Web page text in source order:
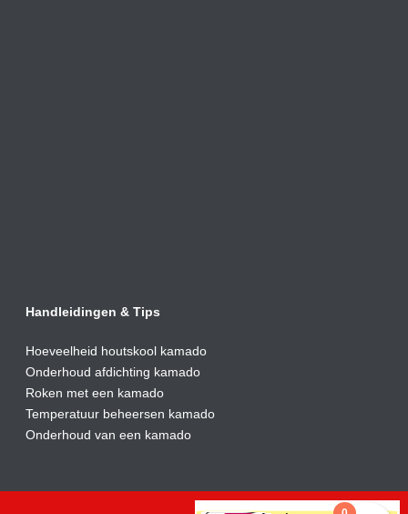
Handleidingen & Tips
Hoeveelheid houtskool kamado
Onderhoud afdichting kamado
Roken met een kamado
Temperatuur beheersen kamado
Onderhoud van een kamado